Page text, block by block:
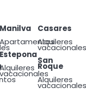
Manilva
Apartamentos
Estepona
vacacionales
Casares
Alquileres
San
Roque
Alquileres